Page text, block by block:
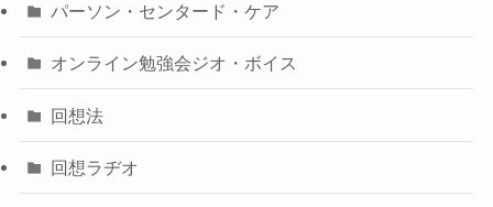
パーソン・センタード・ケア
オンライン勉強会ジオ・ボイス
回想法
回想ラヂオ